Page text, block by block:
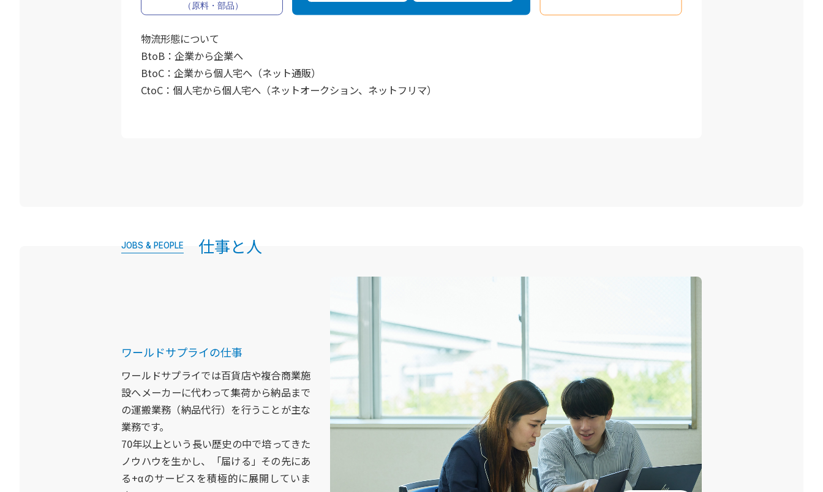
物流形態について
BtoB：企業から企業へ
BtoC：企業から個人宅へ（ネット通販）
CtoC：個人宅から個人宅へ（ネットオークション、ネットフリマ）
JOBS & PEOPLE 仕事と人
ワールドサプライの仕事
ワールドサプライでは百貨店や複合商業施
設へメーカーに代わって集荷から納品まで
の運搬業務（納品代行）を行うことが主な
業務です。
70年以上という長い歴史の中で培ってきた
ノウハウを生かし、「届ける」その先にあ
る+αのサービスを積極的に展開していま